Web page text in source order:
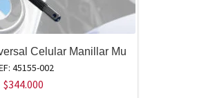
Celular Manillar Mu
45155-002
$344.000